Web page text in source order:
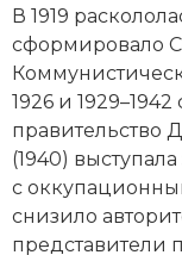
Историческая
История
История
История,
В 1919
сформировало
1926 и
правительство
(1940)
с
снизило
представители